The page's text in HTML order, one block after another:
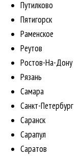
Путилково
Пятигорск
Раменское
Реутов
Ростов-На-Дону
Рязань
Самара
Санкт-Петербург
Саранск
Сарапул
Саратов